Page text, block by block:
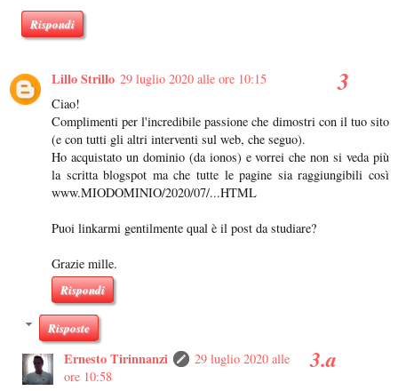
Rispondi
Lillo Strillo 29 luglio 2020 alle ore 10:15
Ciao!
Complimenti per l'incredibile passione che dimostri con il tuo sito
(e con tutti gli altri interventi sul web, che seguo).
Ho acquistato un dominio (da ionos) e vorrei che non si veda più
la scritta blogspot ma che tutte le pagine sia raggiungibili così
www.MIODOMINIO/2020/07/...HTML
Puoi linkarmi gentilmente qual è il post da studiare?
Grazie mille.
Rispondi
Risposte
Ernesto Tirinnanzi
29 luglio 2020 alle
ore 10:58